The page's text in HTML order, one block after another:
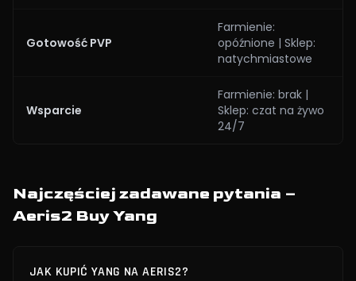
Gotowość PVP
Farmienie:
opóźnione | Sklep:
natychmiastowe
Wsparcie
Farmienie: brak |
Sklep: czat na żywo
24/7
Najczęściej zadawane pytania –
Aeris2 Buy Yang
JAK KUPIĆ YANG NA AERIS2?